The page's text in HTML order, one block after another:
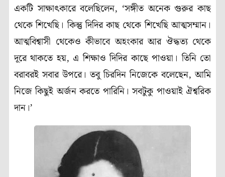
একটি সাক্ষাৎকারে বলেছিলেন, ‘সঙ্গীত অনেক গুরুর কাছ
থেকে শিখেছি। কিন্তু দিদির কাছ থেকে শিখেছি আত্মসম্মান।
আত্মবিশ্বাসী থেকেও কীভাবে অহংকার আর ঔদ্ধত্য থেকে
দূরে থাকতে হয়, এ শিক্ষাও দিদির কাছে পাওয়া। তিনি তো
বরাবরই সবার উপরে। তবু চিরদিন নিজেকে বলেছেন, আমি
নিজে কিছুই অর্জন করতে পারিনি। সবটুকু পাওয়াই ঐশ্বরিক
দান।’